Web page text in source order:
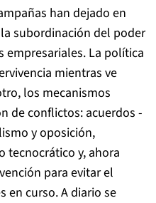
han dejado en
subordinación del poder
empresariales. La política
mientras ve
los mecanismos
de conflictos: acuerdos -
y oposición,
tecnocrático y, ahora
para evitar el
en curso. A diario se